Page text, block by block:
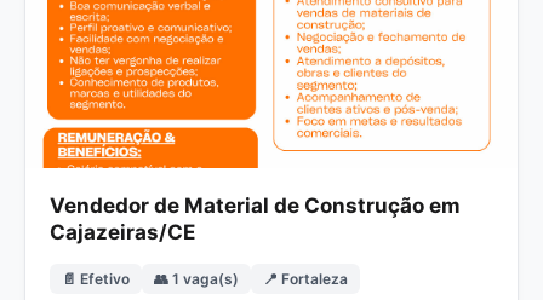
Vendedor de Material de Construção em
Cajazeiras/CE
📄 Efetivo 👥 1 vaga(s) 📍 Fortaleza